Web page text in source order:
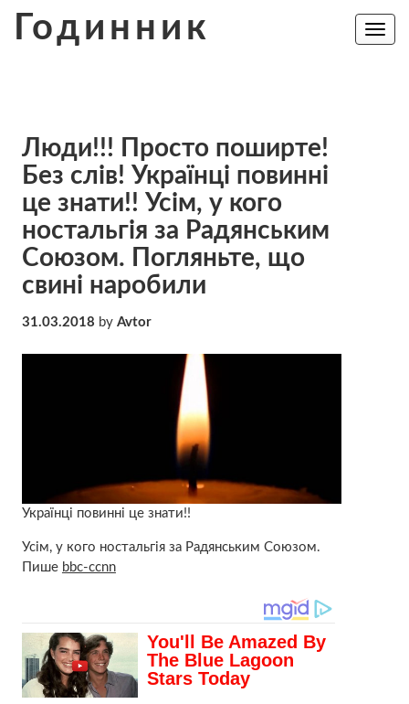
Годинник
Toggle
Люди!!! Просто поширте!
Без слів! Українці повинні
це знати!! Усім, у кого
ностальгія за Радянським
Союзом. Погляньте, що
свині наробили
31.03.2018 by Avtor
Українці повинні це знати!!
Усім, у кого ностальгія за Радянським Союзом.
Пише bbc-ccnn